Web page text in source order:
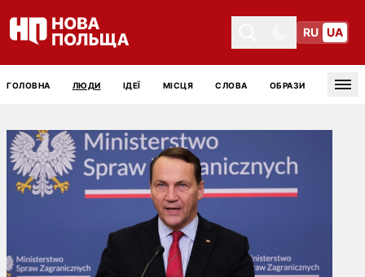
Toggle themeToggle theme
RU UA
ГОЛОВНА ЛЮДИ ІДЕЇ МІСЦЯ СЛОВА ОБРАЗИ